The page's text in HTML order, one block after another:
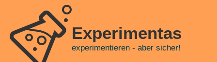
Experimentas
experimentieren - aber sicher!